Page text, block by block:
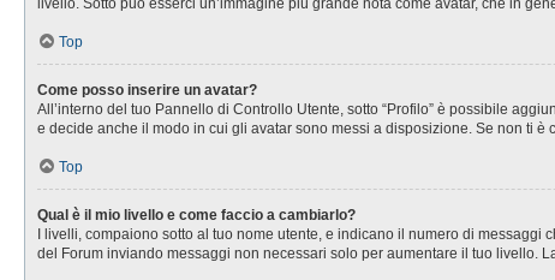
livello. Sotto può esserci un’immagine più grande nota come avatar, che in
Top
Come posso inserire un avatar?
All’interno del tuo Pannello di Controllo Utente, sotto “Profilo” è possibile
e decide anche il modo in cui gli avatar sono messi a disposizione. Se non ti
Top
Qual è il mio livello e come faccio a cambiarlo?
I livelli, compaiono sotto al tuo nome utente, e indicano il numero di
del Forum inviando messaggi non necessari solo per aumentare il tuo livello.